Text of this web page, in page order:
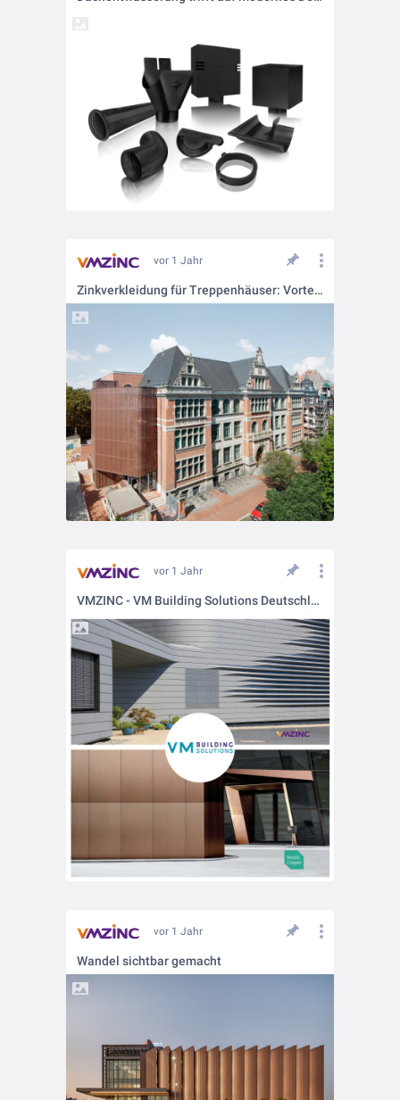
vor 1 Jahr
Zinkverkleidung für Treppenhäuser: Vorteile und Design
vor 1 Jahr
VMZINC - VM Building Solutions Deutschland
vor 1 Jahr
Wandel sichtbar gemacht